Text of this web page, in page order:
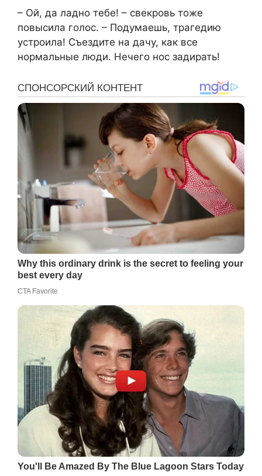
– Ой, да ладно тебе! – свекровь тоже
повысила голос. – Подумаешь, трагедию
устроила! Съездите на дачу, как все
нормальные люди. Нечего нос задирать!